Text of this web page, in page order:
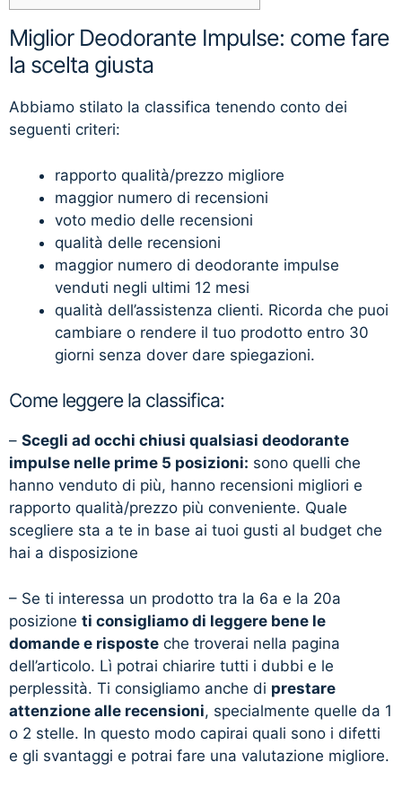
Miglior Deodorante Impulse: come fare
la scelta giusta
Abbiamo stilato la classifica tenendo conto dei
seguenti criteri:
rapporto qualità/prezzo migliore
maggior numero di recensioni
voto medio delle recensioni
qualità delle recensioni
maggior numero di deodorante impulse
venduti negli ultimi 12 mesi
qualità dell’assistenza clienti. Ricorda che puoi
cambiare o rendere il tuo prodotto entro 30
giorni senza dover dare spiegazioni.
Come leggere la classifica:
– Scegli ad occhi chiusi qualsiasi deodorante
impulse nelle prime 5 posizioni: sono quelli che
hanno venduto di più, hanno recensioni migliori e
rapporto qualità/prezzo più conveniente. Quale
scegliere sta a te in base ai tuoi gusti al budget che
hai a disposizione
– Se ti interessa un prodotto tra la 6a e la 20a
posizione ti consigliamo di leggere bene le
domande e risposte che troverai nella pagina
dell’articolo. Lì potrai chiarire tutti i dubbi e le
perplessità. Ti consigliamo anche di prestare
attenzione alle recensioni, specialmente quelle da 1
o 2 stelle. In questo modo capirai quali sono i difetti
e gli svantaggi e potrai fare una valutazione migliore.